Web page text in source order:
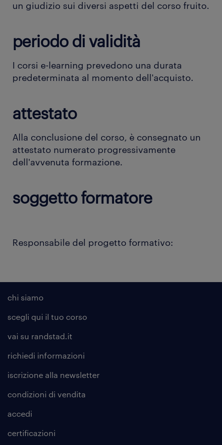
un giudizio sui diversi aspetti del corso fruito.
periodo di validità
I corsi e-learning prevedono una durata
predeterminata al momento dell'acquisto.
attestato
Alla conclusione del corso, è consegnato un
attestato numerato progressivamente
dell'avvenuta formazione.
soggetto formatore
Responsabile del progetto formativo:
chi siamo
scegli qui il tuo corso
vai su randstad.it
richiedi informazioni
iscrizione alla newsletter
condizioni di vendita
accedi
certificazioni